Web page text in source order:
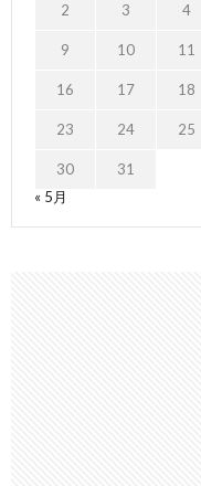
2 3 4
9 10 11
16 17 18
23 24 25
30
31
« 5月